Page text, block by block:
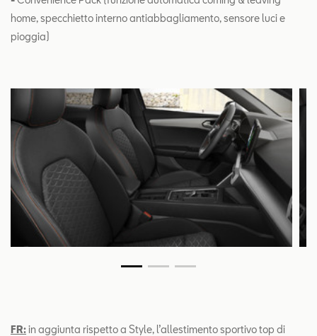
home, specchietto interno antiabbagliamento, sensore luci e
pioggia)
FR:in aggiunta rispetto a Style, l’allestimento sportivo top di